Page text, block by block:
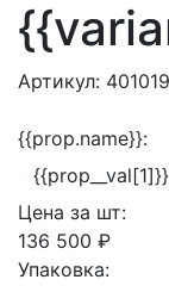
Артикул:
{{prop.name}}:
{{prop__val[1]}}
Цена за шт:
136 500 ₽
Упаковка: